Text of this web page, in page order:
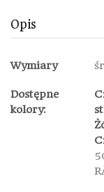
Opis
Wymiary
Dostępne
kolory: